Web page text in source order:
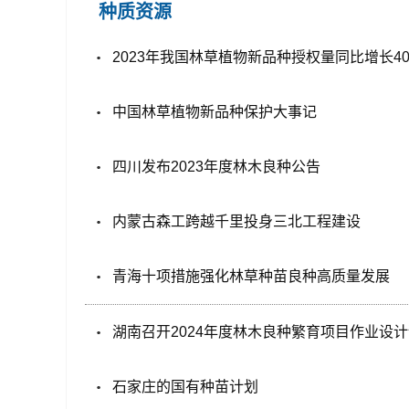
种质资源
2023年我国林草植物新品种授权量同比增长
中国林草植物新品种保护大事记
四川发布2023年度林木良种公告
内蒙古森工跨越千里投身三北工程建设
青海十项措施强化林草种苗良种高质量发展
湖南召开2024年度林木良种繁育项目作业设
石家庄的国有种苗计划